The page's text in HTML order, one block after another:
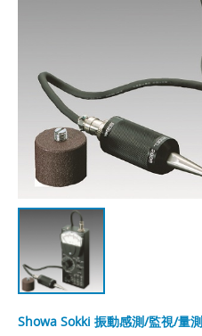
Showa Sokki 振動感測/監視/量測